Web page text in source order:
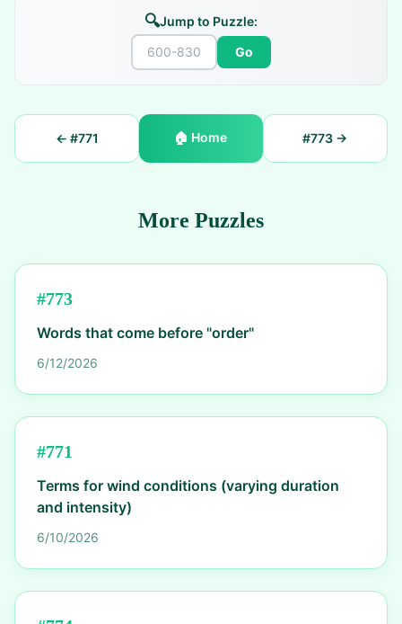
🔍Jump to Puzzle:
Go
← #771 🏠 Home #773 →
More Puzzles
#773
Words that come before "order"
6/12/2026
#771
Terms for wind conditions (varying duration
and intensity)
6/10/2026